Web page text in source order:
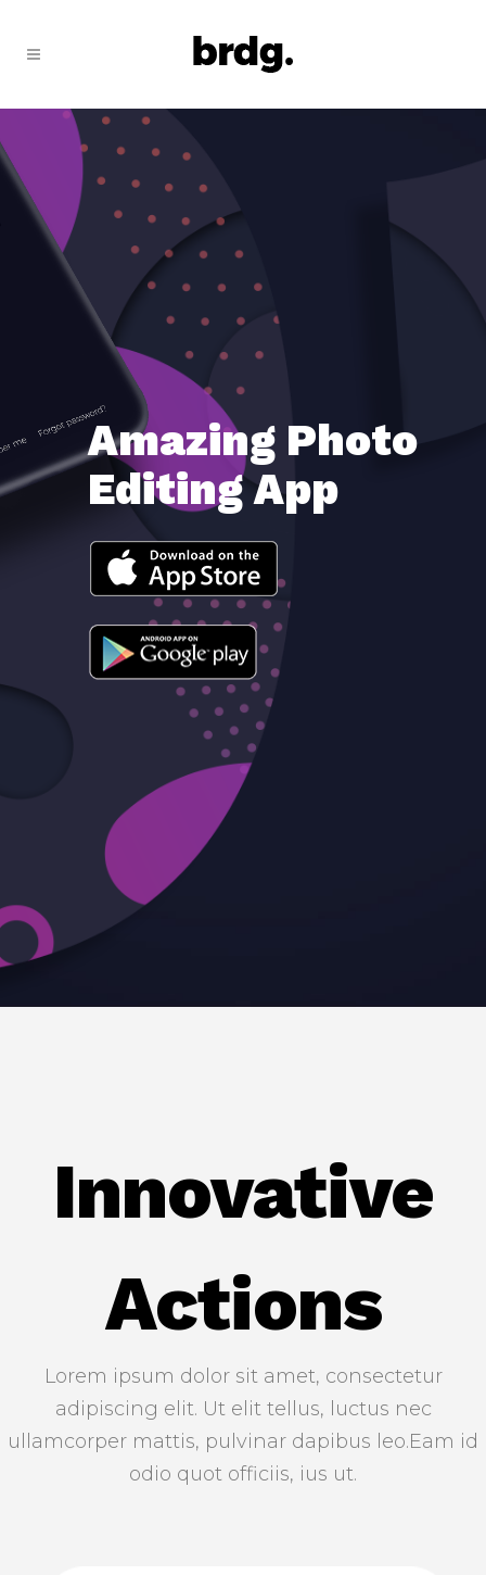
Amazing Photo
Editing App
Innovative
Actions
Lorem ipsum dolor sit amet, consectetur
adipiscing elit. Ut elit tellus, luctus nec
ullamcorper mattis, pulvinar dapibus leo.Eam id
odio quot officiis, ius ut.